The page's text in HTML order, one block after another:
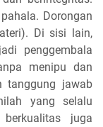
Dorongan
Di sisi lain,
penggembala
menipu dan
tanggung jawab
yang selalu
juga